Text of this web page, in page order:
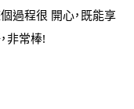
過程很 開心，既能享
非常棒!